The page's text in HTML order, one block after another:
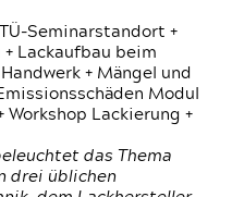
Seminarstandort +
Lackaufbau beim
+ Mängel und
Modul
Workshop Lackierung +
das Thema
drei üblichen